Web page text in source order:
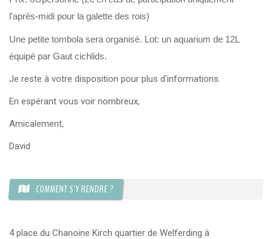
l'après-midi pour la galette des rois)
Une petite tombola sera organisé. Lot: un aquarium de 12L
équipé par Gaut cichlids.
Je reste à votre disposition pour plus d'informations.
En espérant vous voir nombreux,
Amicalement,
David
COMMENT S'Y RENDRE ?
4 place du Chanoine Kirch quartier de Welferding à